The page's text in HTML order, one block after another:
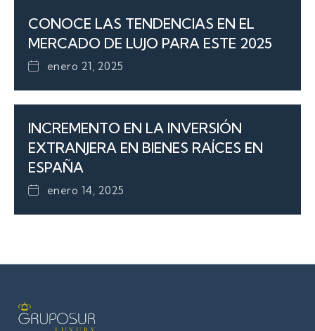
CONOCE LAS TENDENCIAS EN EL
MERCADO DE LUJO PARA ESTE 2025
enero 21, 2025
INCREMENTO EN LA INVERSIÓN
EXTRANJERA EN BIENES RAÍCES EN
ESPAÑA
enero 14, 2025